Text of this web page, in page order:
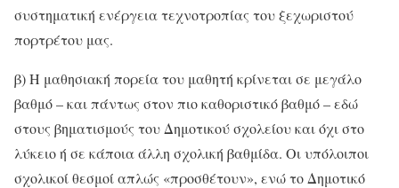
συστηματική ενέργεια τεχνοτροπίας του ξεχωριστού
πορτρέτου μας.
β) Η μαθησιακή πορεία του μαθητή κρίνεται σε μεγάλο
βαθμό – και πάντως στον πιο καθοριστικό βαθμό – εδώ
στους βηματισμούς του Δημοτικού σχολείου και όχι στο
λύκειο ή σε κάποια άλλη σχολική βαθμίδα. Οι υπόλοιποι
σχολικοί θεσμοί απλώς «προσθέτουν», ενώ το Δημοτικό